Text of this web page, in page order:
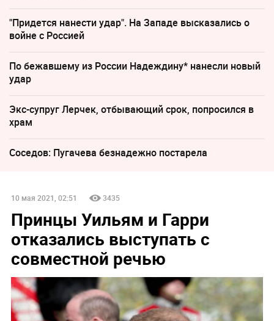
"Придется нанести удар". На Западе высказались о
войне с Россией
По бежавшему из России Надеждину* нанесли новый
удар
Экс-супруг Лерчек, отбывающий срок, попросился в
храм
Соседов: Пугачева безнадежно постарела
10 мая 2021, 02:51 3435
Принцы Уильям и Гарри
отказались выступать с
совместной речью